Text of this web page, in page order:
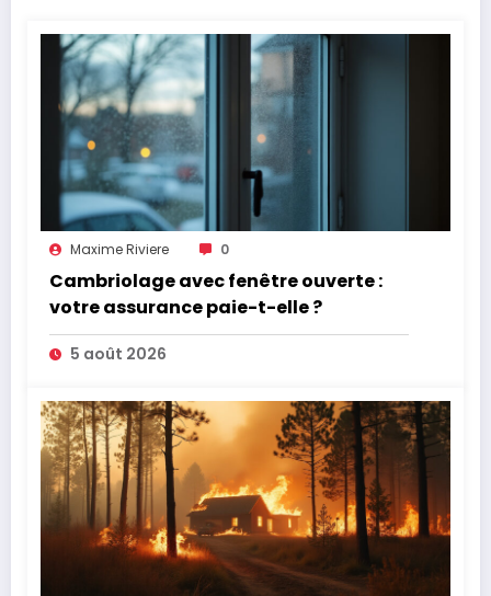
Maxime Riviere 0
Cambriolage avec fenêtre ouverte :
votre assurance paie-t-elle ?
5 août 2026